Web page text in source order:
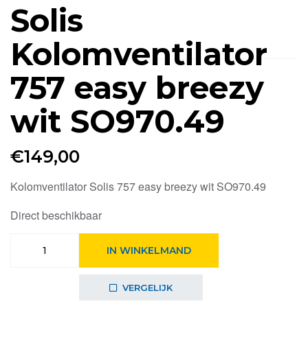
Solis
Kolomventilator
757 easy breezy
wit SO970.49
€149,00
Kolomventilator Solis 757 easy breezy wit SO970.49
Direct beschikbaar
Kolomventilator
IN WINKELMAND
VERGELIJK